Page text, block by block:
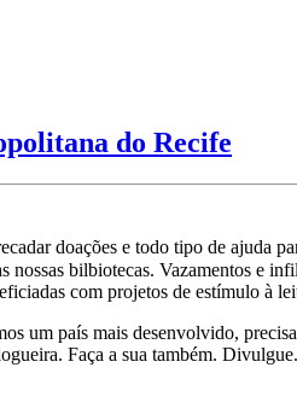
do Recife
doações e todo tipo de
nossas bilbiotecas. Vazamentos e
com projetos de estímulo à
um país mais desenvolvido,
Faça a sua também.